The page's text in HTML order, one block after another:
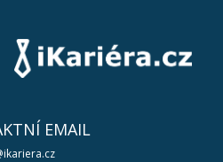
EMAIL